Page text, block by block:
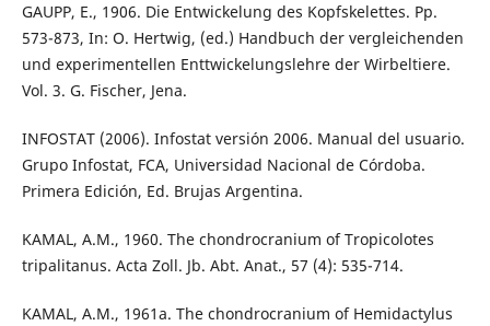
GAUPP, E., 1906. Die Entwickelung des Kopfskelettes. Pp.
573-873, In: O. Hertwig, (ed.) Handbuch der vergleichenden
und experimentellen Enttwickelungslehre der Wirbeltiere.
Vol. 3. G. Fischer, Jena.
INFOSTAT (2006). Infostat versión 2006. Manual del usuario.
Grupo Infostat, FCA, Universidad Nacional de Córdoba.
Primera Edición, Ed. Brujas Argentina.
KAMAL, A.M., 1960. The chondrocranium of Tropicolotes
tripalitanus. Acta Zoll. Jb. Abt. Anat., 57 (4): 535-714.
KAMAL, A.M., 1961a. The chondrocranium of Hemidactylus